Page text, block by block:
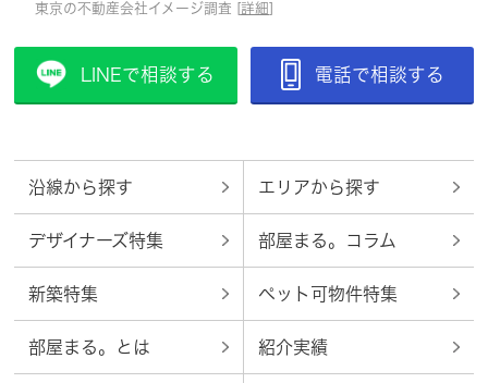
東京の不動産会社イメージ調査 [ 詳細
LINEで相談する 電話で相談する
沿線から探す エリアから探す
デザイナーズ特集 部屋まる。コラム
新築特集 ペット可物件特集
部屋まる。とは 紹介実績